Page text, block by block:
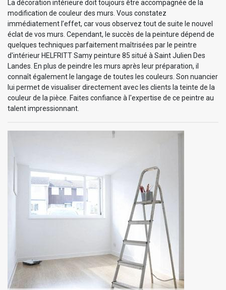
La décoration intérieure doit toujours être accompagnée de la
modification de couleur des murs. Vous constatez
immédiatement l’effet, car vous observez tout de suite le nouvel
éclat de vos murs. Cependant, le succès de la peinture dépend de
quelques techniques parfaitement maîtrisées par le peintre
d'intérieur HELFRITT Samy peinture 85 situé à Saint Julien Des
Landes. En plus de peindre les murs après leur préparation, il
connaît également le langage de toutes les couleurs. Son nuancier
lui permet de visualiser directement avec les clients la teinte de la
couleur de la pièce. Faites confiance à l'expertise de ce peintre au
talent impressionnant.